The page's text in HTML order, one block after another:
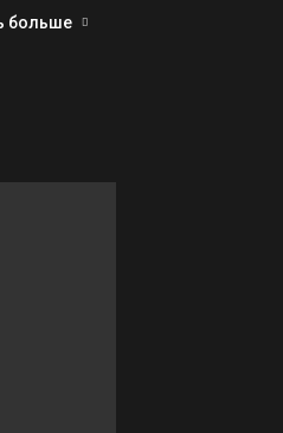
больше